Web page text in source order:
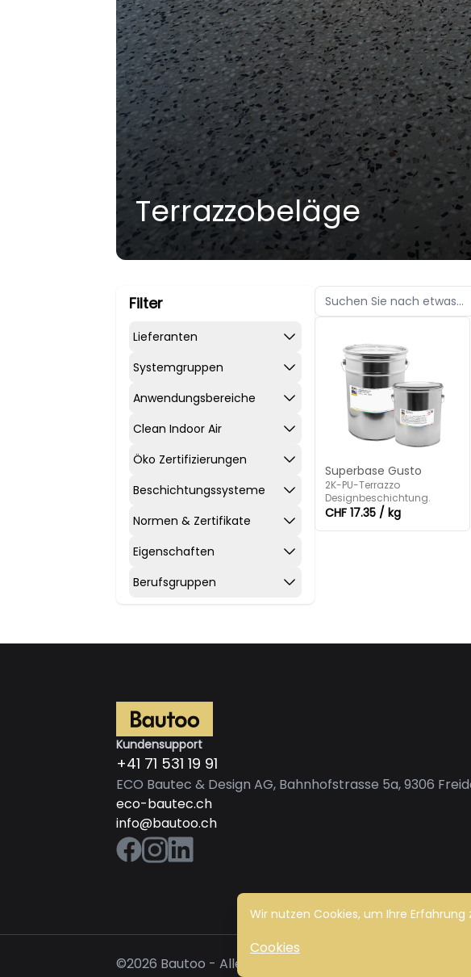
Terrazzobeläge
Filter
Lieferanten
Systemgruppen
Anwendungsbereiche
Clean Indoor Air
Öko Zertifizierungen
Beschichtungssysteme
Normen & Zertifikate
Eigenschaften
Berufsgruppen
Superbase Gusto
2K-PU-Terrazzo
Designbeschichtung.
CHF 17.35 / kg
Kundensupport
+41 71 531 19 91
ECO Bautec & Design AG, Bahnhofstrasse 5a, 9306
eco-bautec.ch
info@bautoo.ch
©2026 Bautoo - Alle Rechte vorbehalten
Wir nutzen Cookies, um Ihre Erfahrung
Cookies